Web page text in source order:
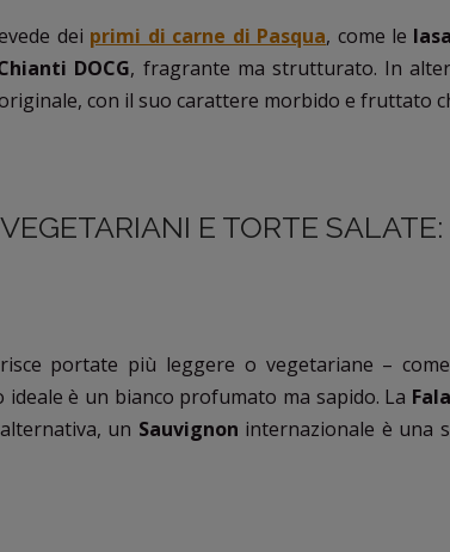
dei primi di carne di Pasqua, come le
DOCG, fragrante ma strutturato. In
con il suo carattere morbido e fruttato
E TORTE
portate più leggere o vegetariane –
ideale è un bianco profumato ma sapido. La
un Sauvignon internazionale è una